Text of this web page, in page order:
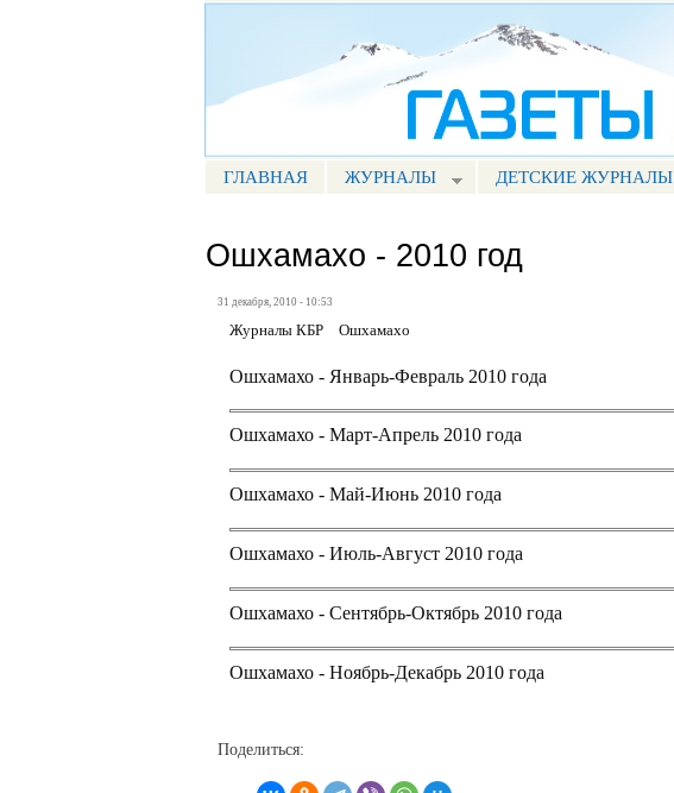
Портал СМИ КБР
МЕНЮ ПРЕССА
ГЛАВНАЯ ЖУРНАЛЫ ДЕТСКИЕ ЖУРНАЛЫ
Ошхамахо - 2010 год
31 декабря, 2010 - 10:53
Журналы КБР Ошхамахо
Ошхамахо - Январь-Февраль 2010 года
Ошхамахо - Март-Апрель 2010 года
Ошхамахо - Май-Июнь 2010 года
Ошхамахо - Июль-Август 2010 года
Ошхамахо - Сентябрь-Октябрь 2010 года
Ошхамахо - Ноябрь-Декабрь 2010 года
Поделиться: